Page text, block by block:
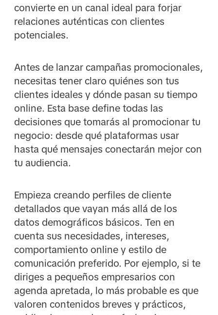
convierte en un canal ideal para forjar
relaciones auténticas con clientes
potenciales.
Antes de lanzar campañas promocionales,
necesitas tener claro quiénes son tus
clientes ideales y dónde pasan su tiempo
online. Esta base define todas las
decisiones que tomarás al promocionar tu
negocio: desde qué plataformas usar
hasta qué mensajes conectarán mejor con
tu audiencia.
Empieza creando perfiles de cliente
detallados que vayan más allá de los
datos demográficos básicos. Ten en
cuenta sus necesidades, intereses,
comportamiento online y estilo de
comunicación preferido. Por ejemplo, si te
diriges a pequeños empresarios con
agenda apretada, lo más probable es que
valoren contenidos breves y prácticos,